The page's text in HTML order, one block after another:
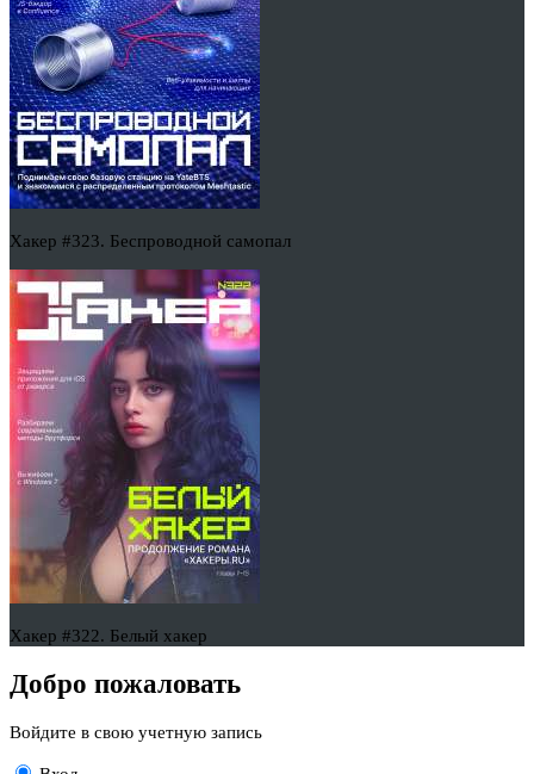
Хакер #323. Беспроводной самопал
Хакер #322. Белый хакер
Добро пожаловать
Войдите в свою учетную запись